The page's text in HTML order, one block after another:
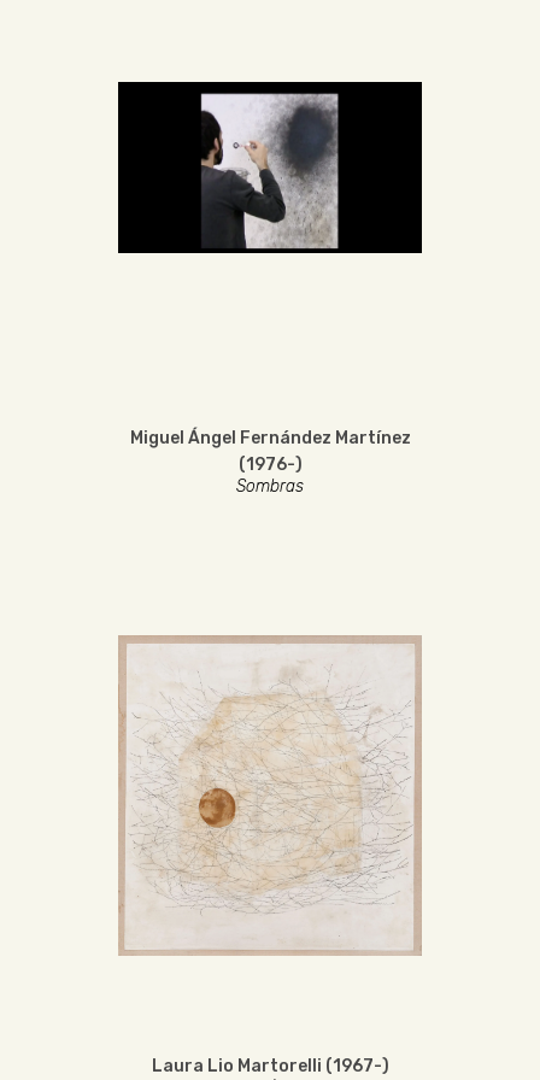
Miguel Ángel Fernández Martínez
(1976-)
Sombras
Laura Lio Martorelli (1967-)